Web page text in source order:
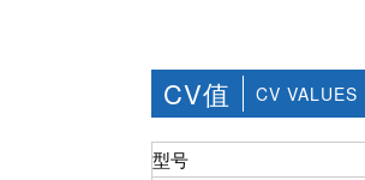
CV值 CV VALUES
型号